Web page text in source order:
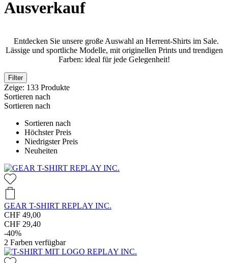
Ausverkauf
Entdecken Sie unsere große Auswahl an Herrent-Shirts im Sale.
Lässige und sportliche Modelle, mit originellen Prints und trendigen
Farben: ideal für jede Gelegenheit!
Filter
Zeige: 133 Produkte
Sortieren nach
Sortieren nach
Sortieren nach
Höchster Preis
Niedrigster Preis
Neuheiten
GEAR T-SHIRT REPLAY INC.
CHF 49,00
CHF 29,40
-40%
2 Farben verfügbar